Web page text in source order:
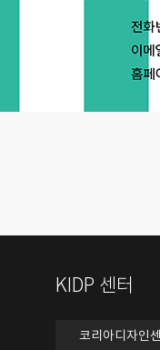
KIDP 센터
코리아디자인